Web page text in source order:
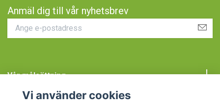
Anmäl dig till vår nyhetsbrev
Vår målsättning
Vi använder cookies